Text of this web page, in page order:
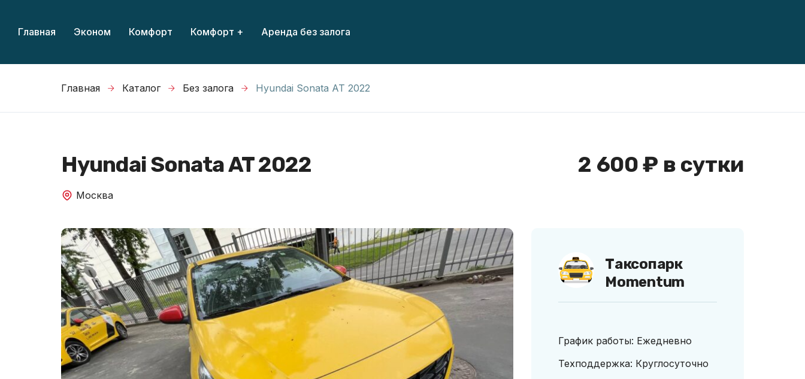
Главная Эконом Комфорт Комфорт + Аренда без залога
Главная Каталог Без залога Hyundai Sonata AT 2022
Hyundai Sonata AT 2022
Москва
2 600 ₽ в сутки
Таксопарк
Momentum
График работы: Ежедневно
Техподдержка: Круглосуточно